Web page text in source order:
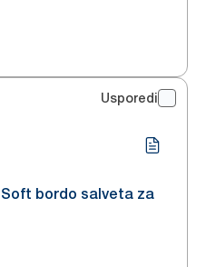
Usporedi
bordo salveta za